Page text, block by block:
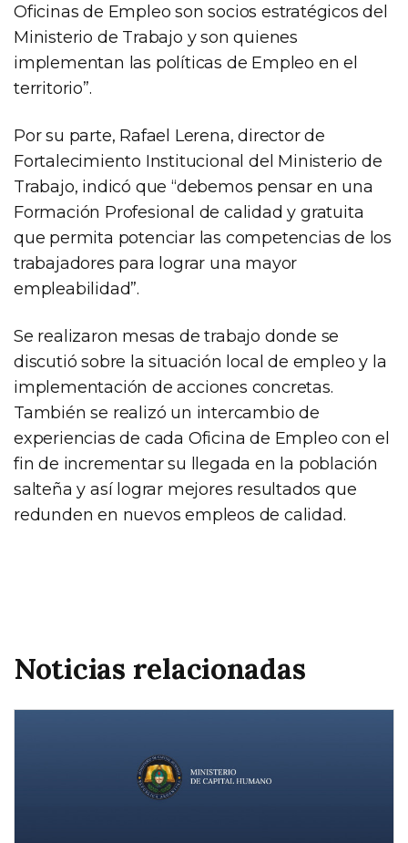
Oficinas de Empleo son socios estratégicos del
Ministerio de Trabajo y son quienes
implementan las políticas de Empleo en el
territorio”.
Por su parte, Rafael Lerena, director de
Fortalecimiento Institucional del Ministerio de
Trabajo, indicó que “debemos pensar en una
Formación Profesional de calidad y gratuita
que permita potenciar las competencias de los
trabajadores para lograr una mayor
empleabilidad”.
Se realizaron mesas de trabajo donde se
discutió sobre la situación local de empleo y la
implementación de acciones concretas.
También se realizó un intercambio de
experiencias de cada Oficina de Empleo con el
fin de incrementar su llegada en la población
salteña y así lograr mejores resultados que
redunden en nuevos empleos de calidad.
Noticias relacionadas